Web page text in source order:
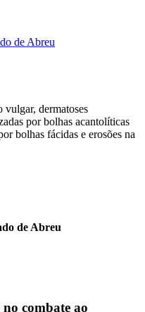
dermatoses
por bolhas acantolíticas
bolhas fácidas e erosões na
de Abreu
combate ao